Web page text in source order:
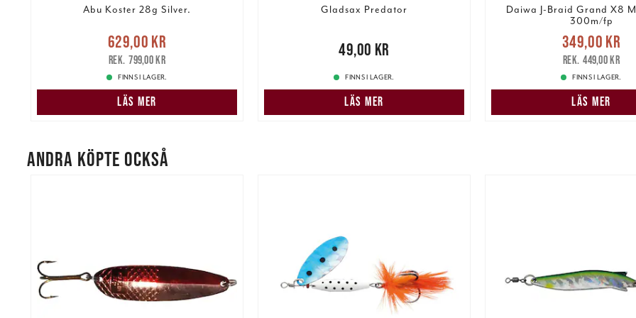
Abu Koster 28g Silver.
Nuvarande pris
Tidigare pris
629,00 kr
799,00 kr
FINNS I LAGER.
LÄS MER
Gladsax Predator
49,00 kr49,00 kr
FINNS I LAGER.
LÄS MER
Daiwa J-Braid Grand X8
300m/fp
Nuvarande pris
Tidigare pris
349,00 kr
449,00 kr
FINNS I LAGER.
LÄS MER
ANDRA KÖPTE OCKSÅ